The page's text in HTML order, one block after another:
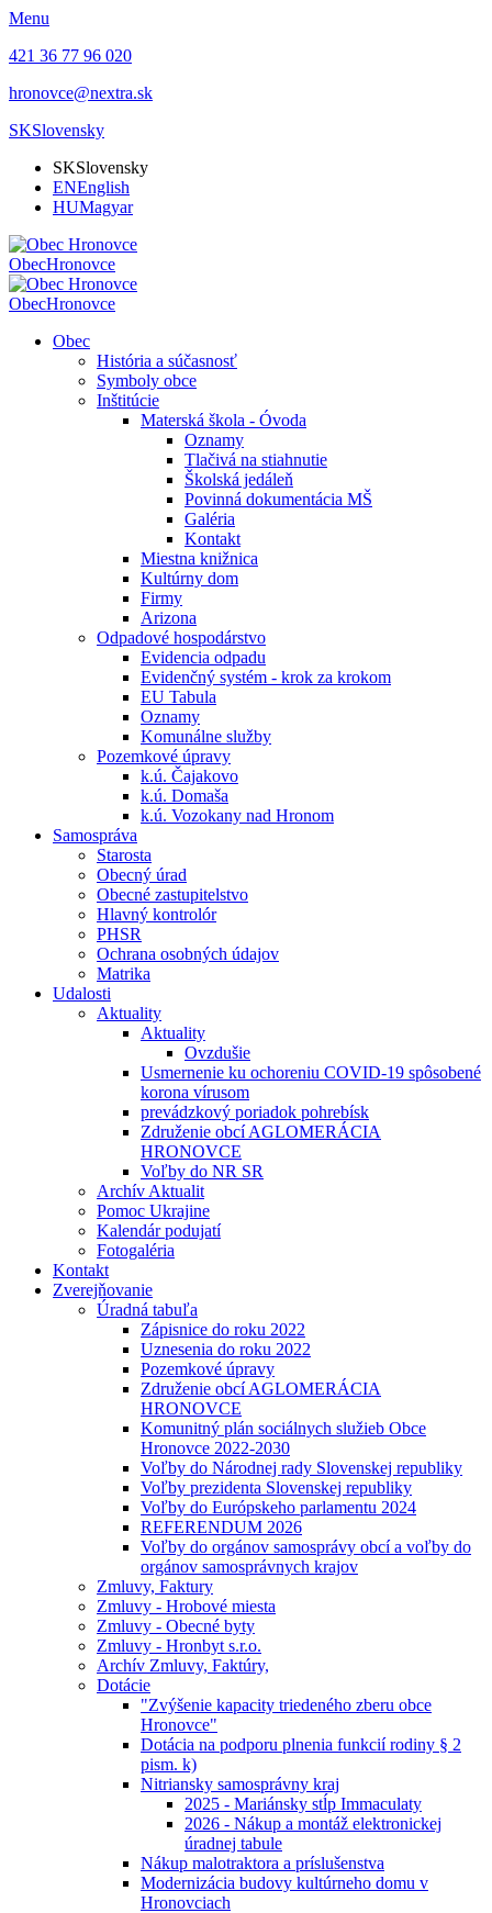
Menu
421 36 77 96 020
hronovce@nextra.sk
SKSlovensky
SKSlovensky
ENEnglish
HUMagyar
ObecHronovce
ObecHronovce
Obec
História a súčasnosť
Symboly obce
Inštitúcie
Materská škola - Óvoda
Oznamy
Tlačivá na stiahnutie
Školská jedáleň
Povinná dokumentácia MŠ
Galéria
Kontakt
Miestna knižnica
Kultúrny dom
Firmy
Arizona
Odpadové hospodárstvo
Evidencia odpadu
Evidenčný systém - krok za krokom
EU Tabula
Oznamy
Komunálne služby
Pozemkové úpravy
k.ú. Čajakovo
k.ú. Domaša
k.ú. Vozokany nad Hronom
Samospráva
Starosta
Obecný úrad
Obecné zastupitelstvo
Hlavný kontrolór
PHSR
Ochrana osobných údajov
Matrika
Udalosti
Aktuality
Aktuality
Ovzdušie
Usmernenie ku ochoreniu COVID-19 spôsobené
korona vírusom
prevádzkový poriadok pohrebísk
Združenie obcí AGLOMERÁCIA
HRONOVCE
Voľby do NR SR
Archív Aktualit
Pomoc Ukrajine
Kalendár podujatí
Fotogaléria
Kontakt
Zverejňovanie
Úradná tabuľa
Zápisnice do roku 2022
Uznesenia do roku 2022
Pozemkové úpravy
Združenie obcí AGLOMERÁCIA
HRONOVCE
Komunitný plán sociálnych služieb Obce
Hronovce 2022-2030
Voľby do Národnej rady Slovenskej republiky
Voľby prezidenta Slovenskej republiky
Voľby do Európskeho parlamentu 2024
REFERENDUM 2026
Voľby do orgánov samosprávy obcí a voľby do
orgánov samosprávnych krajov
Zmluvy, Faktury
Zmluvy - Hrobové miesta
Zmluvy - Obecné byty
Zmluvy - Hronbyt s.r.o.
Archív Zmluvy, Faktúry,
Dotácie
"Zvýšenie kapacity triedeného zberu obce
Hronovce"
Dotácia na podporu plnenia funkcií rodiny § 2
pism. k)
Nitriansky samosprávny kraj
2025 - Mariánsky stĺp Immaculaty
2026 - Nákup a montáž elektronickej
úradnej tabule
Nákup malotraktora a príslušenstva
Modernizácia budovy kultúrneho domu v
Hronovciach